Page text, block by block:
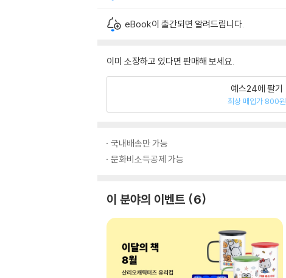
eBook이 출간되면 알려드립니다.
이미 소장하고 있다면 판매해 보세요.
예스24에 팔기
최상 매입가 800원
국내배송만 가능
문화비소득공제 가능
이 분야의 이벤트 6